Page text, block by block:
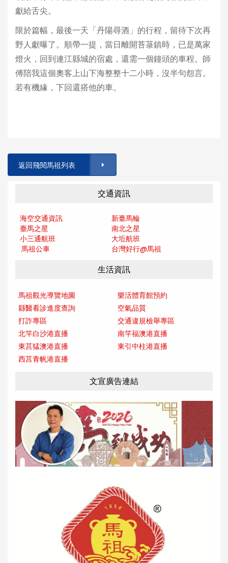
獻給舌尖。
限於篇幅，最後一天「丹陽尋酒」的行程，留待下次再
野人獻曝了。順帶一提，當日離開苔菉鎮時，已是萬家
燈火，回到連江縣城的宿處，還需一個鐘頭的車程。師
傅陪我這個奧客上山下海整整十二小時，沒半句怨言。
若有機緣，下回還搭他的車。
返回飛閱馬祖列表
交通資訊
海空交通資訊
新臺馬輪
臺馬之星
南北之星
小三通航班
大坵航班
馬祖公車
台灣好行@馬祖
生活資訊
馬祖觀光導覽地圖
樂活體育館預約
縣醫看診進度查詢
空氣品質
打詐專區
交通違規檢舉專區
北竿白沙港直播
南竿福澳港直播
東莒猛澳港直播
東引中柱港直播
西莒青帆港直播
文宣廣告連結